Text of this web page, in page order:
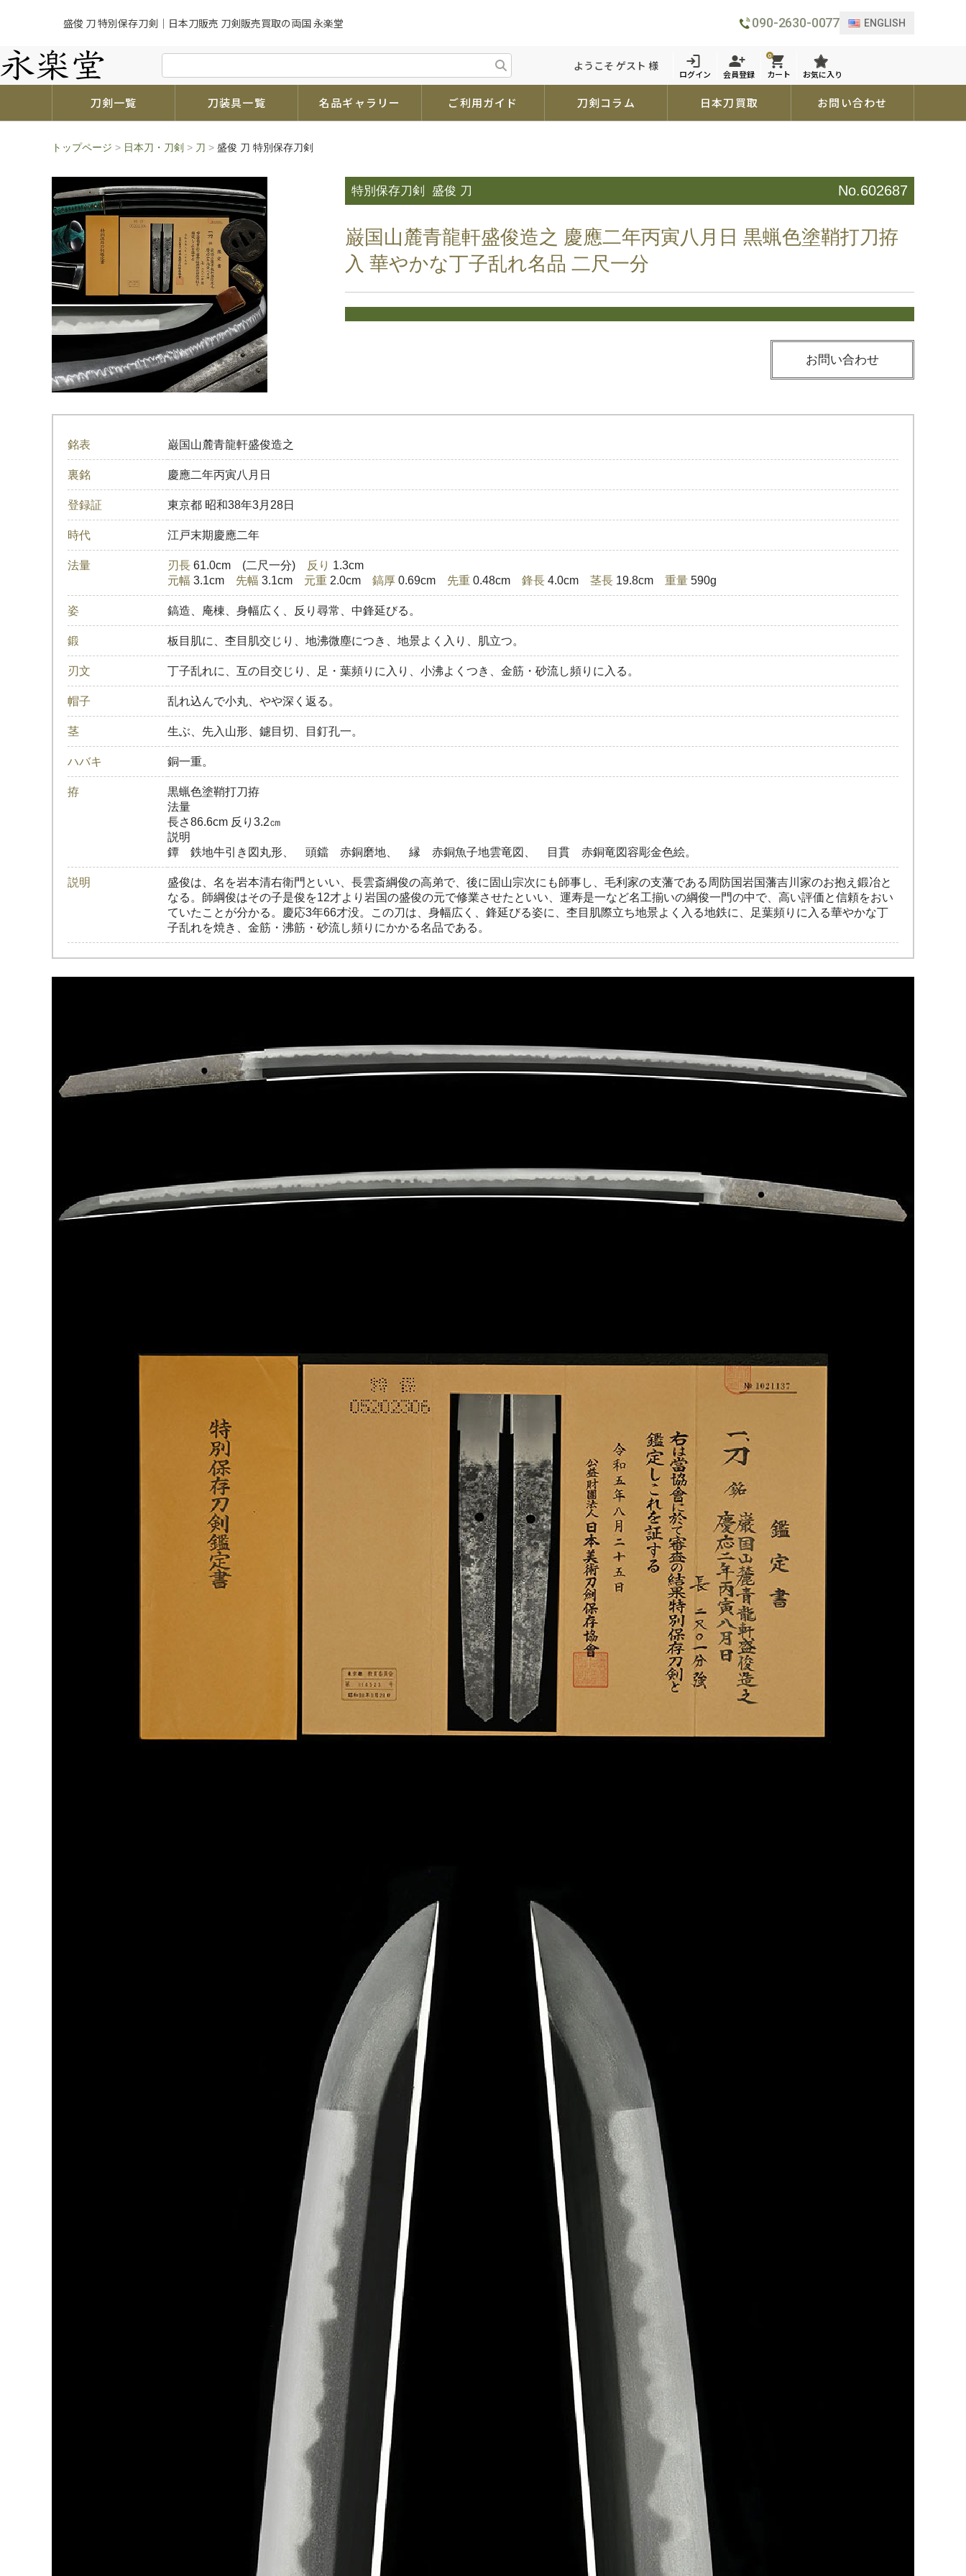
盛俊 刀 特別保存刀剣｜日本刀販売 刀剣販売買取の両国 永楽堂 090-2630-0077 ENGLISH
ようこそ ゲスト 様
ログイン 会員登録
0
カート お気に入り
刀剣一覧 刀装具一覧 名品ギャラリー ご利用ガイド 刀剣コラム 日本刀買取 お問い合わせ
トップページ > 日本刀・刀剣 > 刀 > 盛俊 刀 特別保存刀剣
特別保存刀剣 盛俊 刀 No.602687
巌国山麓青龍軒盛俊造之 慶應二年丙寅八月日 黒蝋色塗鞘打刀拵
入 華やかな丁子乱れ名品 二尺一分
お問い合わせ
銘表 巌国山麓青龍軒盛俊造之
裏銘 慶應二年丙寅八月日
登録証 東京都 昭和38年3月28日
時代 江戸末期慶應二年
法量 刃長61.0cm (二尺一分) 反り 1.3cm
元幅 3.1cm 先幅 3.1cm 元重2.0cm 鎬厚0.69cm 先重0.48cm 鋒長4.0cm 茎長19.8cm 重量590g
姿 鎬造、庵棟、身幅広く、反り尋常、中鋒延びる。
鍛 板目肌に、杢目肌交じり、地沸微塵につき、地景よく入り、肌立つ。
刃文 丁子乱れに、互の目交じり、足・葉頻りに入り、小沸よくつき、金筋・砂流し頻りに入る。
帽子 乱れ込んで小丸、やや深く返る。
茎 生ぶ、先入山形、鑢目切、目釘孔一。
ハバキ 銅一重。
拵
黒蝋色塗鞘打刀拵
法量
長さ86.6cm 反り3.2㎝
説明
鐔 鉄地牛引き図丸形、 頭鐺 赤銅磨地、 縁 赤銅魚子地雲竜図、 目貫 赤銅竜図容彫金色絵。
説明
盛俊は、名を岩本清右衛門といい、長雲斎綱俊の高弟で、後に固山宗次にも師事し、毛利家の支藩である周防国岩国藩吉川家のお抱え鍛冶と
なる。師綱俊はその子是俊を12才より岩国の盛俊の元で修業させたといい、運寿是一など名工揃いの綱俊一門の中で、高い評価と信頼をおい
ていたことが分かる。慶応3年66才没。この刀は、身幅広く、鋒延びる姿に、杢目肌際立ち地景よく入る地鉄に、足葉頻りに入る華やかな丁
子乱れを焼き、金筋・沸筋・砂流し頻りにかかる名品である。